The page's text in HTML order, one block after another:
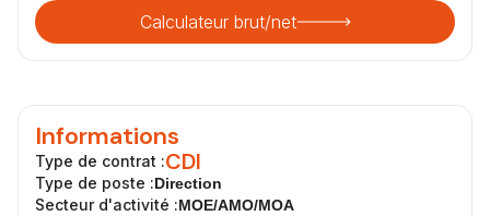
Calculateur brut/net
Informations
Type de contrat :CDI
Type de poste :Direction
Secteur d'activité :MOE/AMO/MOA